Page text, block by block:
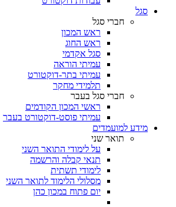
סגל
חברי סגל
ראש המכון
ראש החוג
סגל אקדמי
עמיתי הוראה
עמיתי בתר-דוקטורט
תלמידי מחקר
חברי סגל בעבר
ראשי המכון הקודמים
עמיתי פוסט-דוקטורט בעבר
מידע למועמדים
תואר שני
על לימודי התואר השני
תנאי קבלה והרשמה
לימודי תשתית
מסלולי הלימוד לתואר השני
יום פתוח במכון כהן